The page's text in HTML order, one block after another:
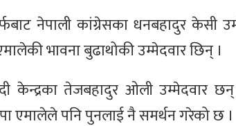
नेपाली कांग्रेसका धनबहादुर केसी
भावना बुढाथोकी उम्मेदवार छिन् ।
केन्द्रका तेजबहादुर ओली उम्मेदवार
एमालेले पनि पुनलाई नै समर्थन गरेको छ ।